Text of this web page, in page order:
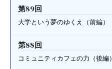
第89回
大学という夢のゆくえ（前編）
第88回
コミュニティカフェの力（後編）